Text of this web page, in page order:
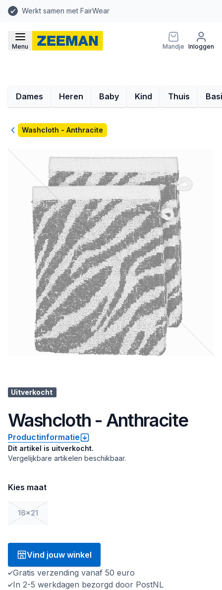
Werkt samen met FairWear
Menu Mandje Inloggen
Dames Heren Baby Kind Thuis
TerugWashcloth - Anthracite
Uitverkocht
Washcloth - Anthracite
Productinformatie
Dit artikel is uitverkocht.
Vergelijkbare artikelen beschikbaar.
Kies maat
16x21
Vind jouw winkel
Gratis verzending vanaf 50 euro
In 2-5 werkdagen bezorgd door PostNL